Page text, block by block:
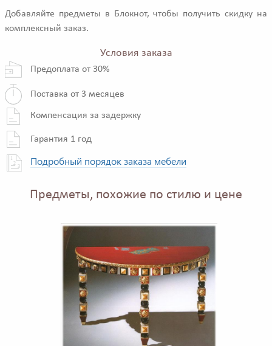
Добавляйте предметы в Блокнот, чтобы получить скидку на
комплексный заказ.
Условия заказа
Предоплата от 30%
Поставка от 3 месяцев
Компенсация за задержку
Гарантия 1 год
Подробный порядок заказа мебели
Предметы, похожие по стилю и цене